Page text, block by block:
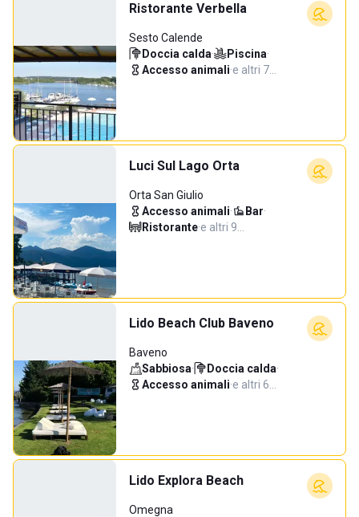
Ristorante Verbella
Sesto Calende
Doccia calda· Piscina·
Accesso animali·e altri 7…
Luci Sul Lago Orta
Orta San Giulio
Accesso animali· Bar·
Ristorante·e altri 9…
Lido Beach Club Baveno
Baveno
Sabbiosa· Doccia calda·
Accesso animali·e altri 6…
Lido Explora Beach
Omegna